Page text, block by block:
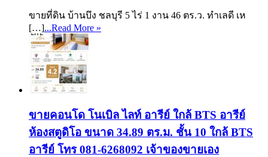
ขายที่ดิน บ้านบึง ชลบุรี 5 ไร่ 1 งาน 46 ตร.ว. ทำเลดี เห
[…]...Read More »
ขายคอนโด โนเบิล ไลท์ อารีย์ ใกล้ BTS อารีย์
ห้องสตูดิโอ ขนาด 34.89 ตร.ม. ชั้น 10 ใกล้ BTS
อารีย์ โทร 081-6268092 เจ้าของขายเอง